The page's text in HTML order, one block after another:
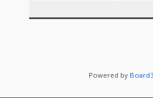
Powered by